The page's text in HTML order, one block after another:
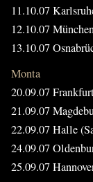
11.10.07
12.10.07
13.10.07
Monta
20.09.07
21.09.07
22.09.07 Halle
24.09.07
25.09.07